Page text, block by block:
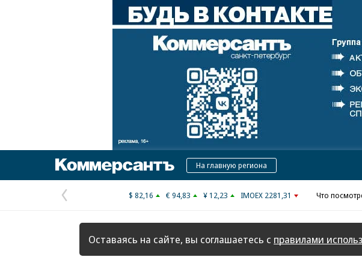
КоммерсантъНа главную региона
Предыдущая
страница
$ 82,16 € 94,83 ¥ 12,23 IMOEX 2281,31 Что
Оставаясь на сайте, вы соглашаетесь с правилами